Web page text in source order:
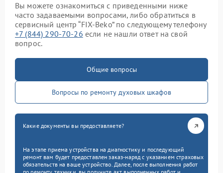
Вы можете ознакомиться с приведенными ниже
часто задаваемыми вопросами, либо обратиться в
сервисный центр “FIX-Beko” по следующему телефону
+7 (844) 290-70-26 если не нашли ответ на свой
вопрос.
Общие вопросы
Вопросы по ремонту духовых шкафов
Какие документы вы предоставляете?
На этапе приема устройства на диагностику и последующий
ремонт вам будет предоставлен заказ-наряд с указанием страховых
обязательств на ваше устройство. Далее, после выполнения работ